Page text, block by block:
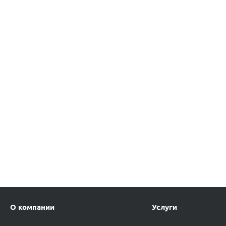
О компании Услуги